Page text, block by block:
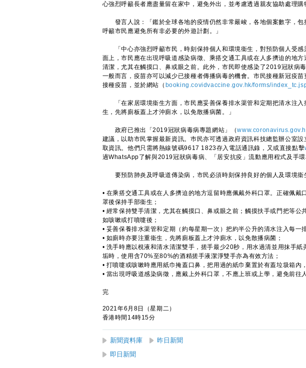
心強烈呼籲長者應盡量留在家中，避免外出，並考慮透過親友協助處理購
發言人說：「鑑於全球各地的疫情仍然非常嚴峻，各地個案數字，包
呼籲市民應避免所有非必要的外遊計劃。」
「中心亦強烈呼籲市民，時刻保持個人和環境衞生，對預防個人受感
面上，市民應在出現呼吸道感染病徵、乘搭交通工具或在人多擠迫的地
清潔，尤其在觸摸口、鼻或眼之前。此外，市民即使感染了2019冠狀病
一般而言，疫苗亦可以減少已接種者傳播病毒的機會。市民接種新冠疫
接種疫苗，並於網站（ booking.covidvaccine.gov.hk/forms/
「在家居環境衞生方面，市民應妥善保養排水渠管和定期把清水注入
生，先將廁板蓋上才沖廁水，以免散播病菌。」
政府已推出「2019冠狀病毒病專題網站」（
建議，以助市民掌握最新資訊。巿民亦可透過政府資訊科技總監辦公室
取資訊。他們只需將熱線號碼9617 1823存入電話通訊錄，又或直接點擊
過WhatsApp了解與2019冠狀病毒病、「居安抗疫」流動應用程式及手環
要預防肺炎及呼吸道傳染病，市民必須時刻保持良好的個人及環境衞
• 在乘搭交通工具或在人多擠迫的地方逗留時應佩戴外科口罩。正確佩戴
罩後保持手部衞生；
• 經常保持雙手清潔，尤其在觸摸口、鼻或眼之前；觸摸扶手或門把等公
如咳嗽或打噴嚏後；
• 妥善保養排水渠管和定期（約每星期一次）把約半公升的清水注入每一
• 如廁時亦要注重衞生，先將廁板蓋上才沖廁水，以免散播病菌；
• 洗手時應以梘液和清水清潔雙手，搓手最少20秒，用水過清並用抹手
垢時，使用含70%至80%的酒精搓手液潔淨雙手亦為有效方法；
• 打噴嚏或咳嗽時應用紙巾掩蓋口鼻，把用過的紙巾棄置於有蓋垃圾箱內
• 當出現呼吸道感染病徵，應戴上外科口罩，不應上班或上學，避免前往
完
2021年6月8日（星期二）
香港時間14時15分
新聞資料庫 昨日新聞
即日新聞